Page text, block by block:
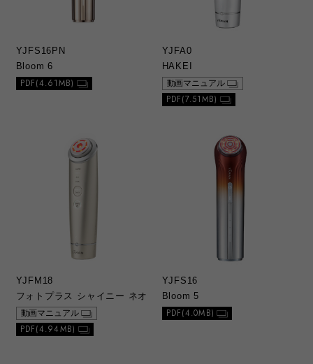
をご購入されたお客さまを対象としておりま
YJFS16PN
Bloom 6
PDF(4.61MB)
YJFA0
HAKEI
動画マニュアル
PDF(7.51MB)
YJFM18
フォトプラス シャイニー ネオ
動画マニュアル
PDF(4.94MB)
YJFS16
Bloom 5
PDF(4.0MB)